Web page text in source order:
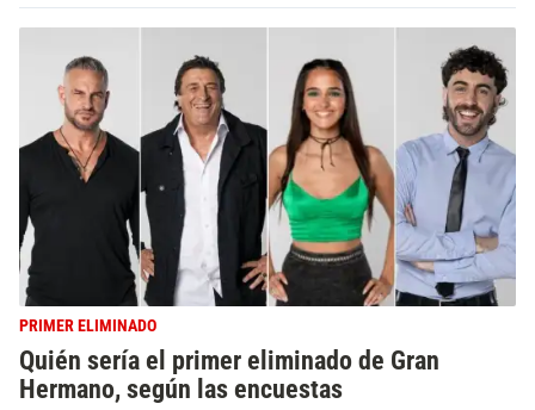
PRIMER ELIMINADO
Quién sería el primer eliminado de Gran
Hermano, según las encuestas